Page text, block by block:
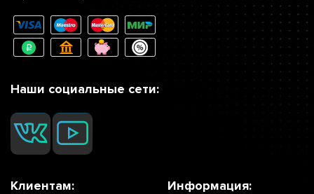
Наши социальные сети:
Клиентам: Информация: